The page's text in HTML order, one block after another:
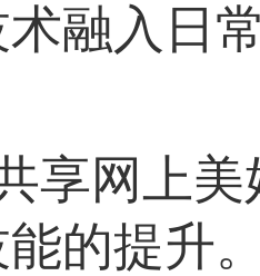
融入日
享网上
的提升